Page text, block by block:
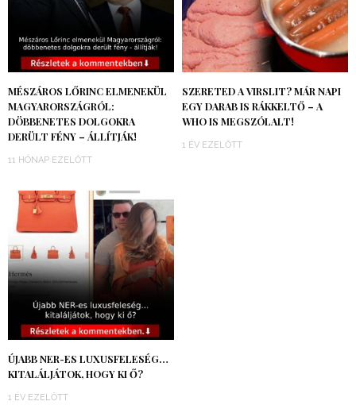
MÉSZÁROS LŐRINC ELMENEKÜL
MAGYARORSZÁGRÓL:
DÖBBENETES DOLGOKRA
DERÜLT FÉNY – ÁLLÍTJÁK!
11 HÓNAP EZELŐTT
SZERETED A VIRSLIT? MÁR NAPI
EGY DARAB IS RÁKKELTŐ – A
WHO IS MEGSZÓLALT!
1 ÉV EZELŐTT
ÚJABB NER-ES LUXUSFELESÉG…
KITALÁLJÁTOK, HOGY KI Ő?
1 ÉV EZELŐTT